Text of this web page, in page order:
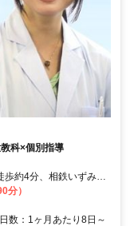
科×個別指導
歩約4分、相鉄いずみ野
ブルーライン 中田（神
分）
数：1ヶ月あたり8日～